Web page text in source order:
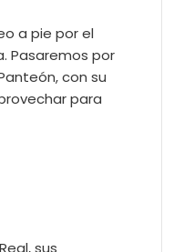
a pie por el
Pasaremos por
con su
para
sus